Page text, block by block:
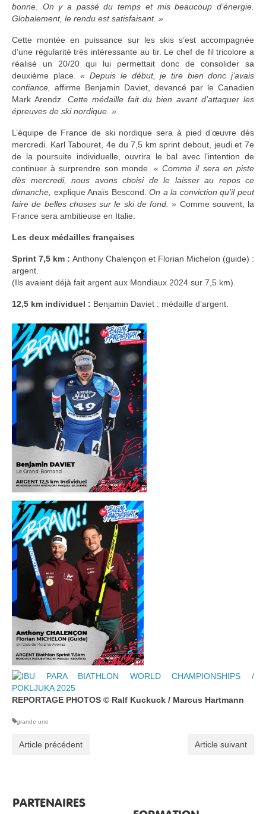
bonne. On y a passé du temps et mis beaucoup d’énergie.
Globalement, le rendu est satisfaisant. »
Cette montée en puissance sur les skis s’est accompagnée
d’une régularité très intéressante au tir. Le chef de fil tricolore a
réalisé un 20/20 qui lui permettait donc de consolider sa
deuxième place.« Depuis le début, je tire bien donc j’avais
confiance,
affirme Benjamin Daviet, devancé par le Canadien
Mark Arendz. Cette médaille fait du bien avant d’attaquer les
épreuves de ski nordique. »
L’équipe de France de ski nordique sera à pied d’œuvre dès
mercredi. Karl Tabouret, 4e du 7,5 km sprint debout, jeudi et 7e
de la poursuite individuelle, ouvrira le bal avec l’intention de
continuer à surprendre son monde. « Comme il sera en piste
dès mercredi, nous avons choisi de le laisser au repos ce
dimanche, explique Anaïs Bescond.On a la conviction qu’il peut
faire de belles choses sur le ski de fond. » Comme souvent, la
France sera ambitieuse en Italie.
Les deux médailles françaises
Sprint 7,5 km : Anthony Chalençon et Florian Michelon (guide) :
argent.
(Ils avaient déjà fait argent aux Mondiaux 2024 sur 7,5 km).
12,5 km individuel : Benjamin Daviet : médaille d’argent.
REPORTAGE PHOTOS © Ralf Kuckuck / Marcus Hartmann
grande une
Article précédent Article suivant
PARTENAIRES